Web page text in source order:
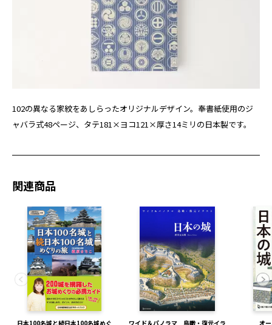
102の異なる家紋をあしらったオリジナルデザイン。奉書紙使用のジ
ャバラ式48ページ、タテ181×ヨコ121×厚さ14ミリの日本製です。
関連商品
日本100名城と続日本100名城めぐ
ワイド＆パノラマ 鳥瞰・復元イラ
オ